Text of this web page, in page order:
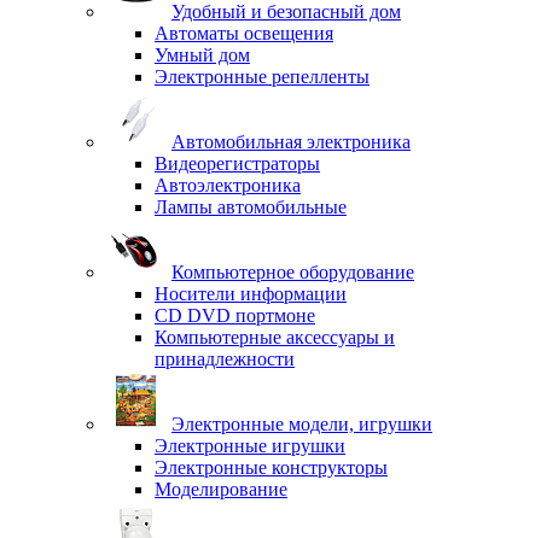
Удобный и безопасный дом
Автоматы освещения
Умный дом
Электронные репелленты
Автомобильная электроника
Видеорегистраторы
Автоэлектроника
Лампы автомобильные
Компьютерное оборудование
Носители информации
CD DVD портмоне
Компьютерные аксессуары и
принадлежности
Электронные модели, игрушки
Электронные игрушки
Электронные конструкторы
Моделирование